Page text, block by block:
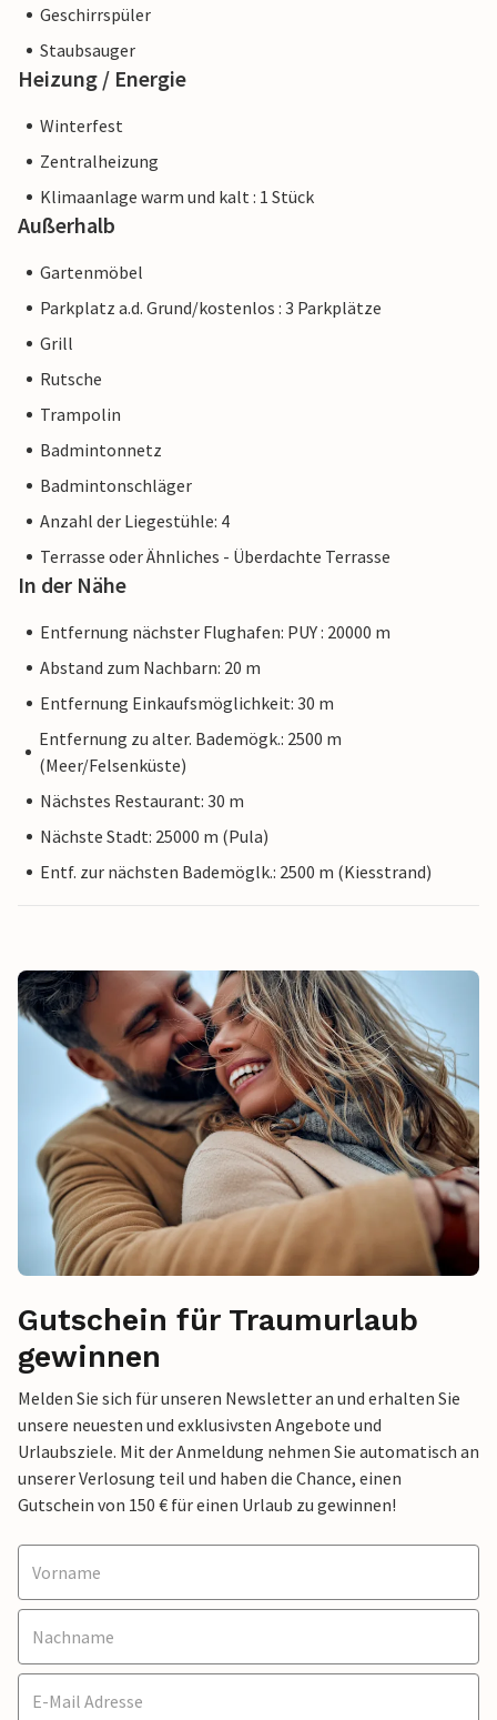
Geschirrspüler
Staubsauger
Heizung / Energie
Winterfest
Zentralheizung
Klimaanlage warm und kalt : 1 Stück
Außerhalb
Gartenmöbel
Parkplatz a.d. Grund/kostenlos : 3 Parkplätze
Grill
Rutsche
Trampolin
Badmintonnetz
Badmintonschläger
Anzahl der Liegestühle: 4
Terrasse oder Ähnliches - Überdachte Terrasse
In der Nähe
Entfernung nächster Flughafen: PUY : 20000 m
Abstand zum Nachbarn: 20 m
Entfernung Einkaufsmöglichkeit: 30 m
Entfernung zu alter. Bademögk.: 2500 m
(Meer/Felsenküste)
Nächstes Restaurant: 30 m
Nächste Stadt: 25000 m (Pula)
Entf. zur nächsten Bademöglk.: 2500 m (Kiesstrand)
Gutschein für Traumurlaub
gewinnen
Melden Sie sich für unseren Newsletter an und erhalten Sie
unsere neuesten und exklusivsten Angebote und
Urlaubsziele. Mit der Anmeldung nehmen Sie automatisch an
unserer Verlosung teil und haben die Chance, einen
Gutschein von 150 € für einen Urlaub zu gewinnen!